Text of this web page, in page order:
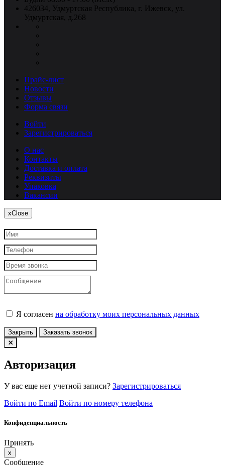
426034, Удмуртская Республика, г. Ижевск, ул.
Удмуртская, д.268
Прайс-лист
Новости
Отзывы
Форма связи
Войти
Зарегистрироваться
О нас
Контакты
Доставка и оплата
Реквизиты
Упаковка
Вакансии
xClose
Я согласен на обработку моих персональных данных
Закрыть Заказать звонок
Авторизация
У вас еще нет учетной записи? Зарегистрироваться
Войти по Email Войти по номеру телефона
Конфиденциальность
Принять
x
Сообщение